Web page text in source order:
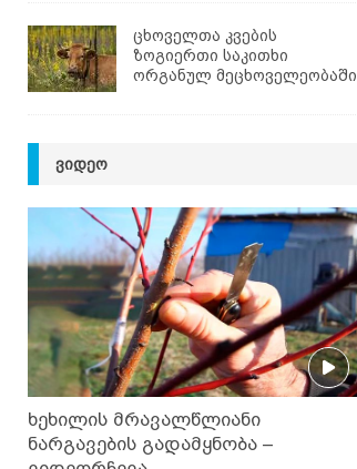
ცხოველთა კვების
ზოგიერთი საკითხი
ორგანულ მეცხოველეობაში
ᲕᲘᲓᲔᲝ
ხეხილის მრავალწლიანი
ნარგავების გადამყნობა –